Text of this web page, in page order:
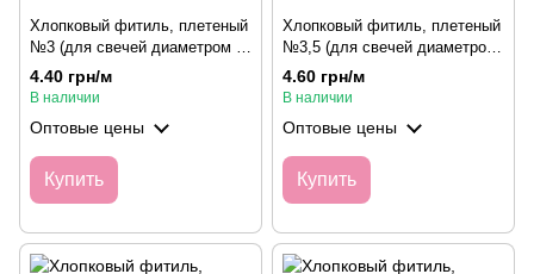
Хлопковый фитиль, плетеный
№3 (для свечей диаметром 6-
7см)
4.40 грн/м
В наличии
Оптовые цены
Купить
Хлопковый фитиль, плетеный
№3,5 (для свечей диаметром
7-8см)
4.60 грн/м
В наличии
Оптовые цены
Купить